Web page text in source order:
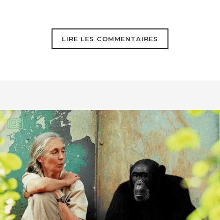
doit se réjouir de cette décision
de l’armée de terre américaine est
probablement stratégique avec la
présence de la Russie et du détroit de
Béring à la pointe extrême de l’Alaska
LIRE LES COMMENTAIRES